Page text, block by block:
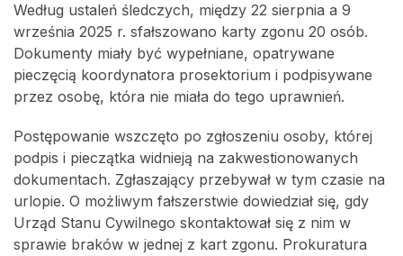
Według ustaleń śledczych, między 22 sierpnia a 9
września 2025 r. sfałszowano karty zgonu 20 osób.
Dokumenty miały być wypełniane, opatrywane
pieczęcią koordynatora prosektorium i podpisywane
przez osobę, która nie miała do tego uprawnień.
Postępowanie wszczęto po zgłoszeniu osoby, której
podpis i pieczątka widnieją na zakwestionowanych
dokumentach. Zgłaszający przebywał w tym czasie na
urlopie. O możliwym fałszerstwie dowiedział się, gdy
Urząd Stanu Cywilnego skontaktował się z nim w
sprawie braków w jednej z kart zgonu. Prokuratura